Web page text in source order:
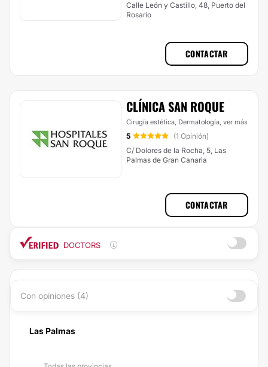
Calle León y Castillo, 48, Puerto del
Rosario
CONTACTAR
CLÍNICA SAN ROQUE
Cirugía estética, Dermatología, ver más
5
(1 Opinión)
C/ Dolores de la Rocha, 5, Las
Palmas de Gran Canaria
CONTACTAR
DOCTORS
Con opiniones (4)
Las Palmas